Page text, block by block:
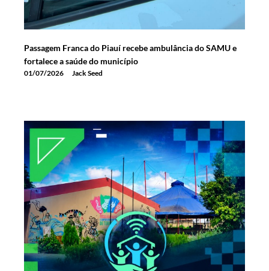
Passagem Franca do Piauí recebe ambulância do SAMU e
fortalece a saúde do município
01/07/2026 Jack Seed